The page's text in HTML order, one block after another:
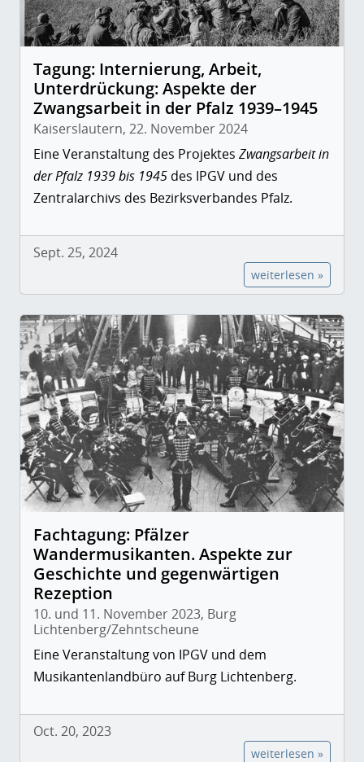
Tagung: Internierung, Arbeit,
Unterdrückung: Aspekte der
Zwangsarbeit in der Pfalz 1939–1945
Kaiserslautern, 22. November 2024
Eine Veranstaltung des Projektes Zwangsarbeit in
der Pfalz 1939 bis 1945 des IPGV und des
Zentralarchivs des Bezirksverbandes Pfalz.
Sept. 25, 2024
weiterlesen »
Fachtagung: Pfälzer
Wandermusikanten. Aspekte zur
Geschichte und gegenwärtigen
Rezeption
10. und 11. November 2023, Burg
Lichtenberg/Zehntscheune
Eine Veranstaltung von IPGV und dem
Musikantenlandbüro auf Burg Lichtenberg.
Oct. 20, 2023
weiterlesen »